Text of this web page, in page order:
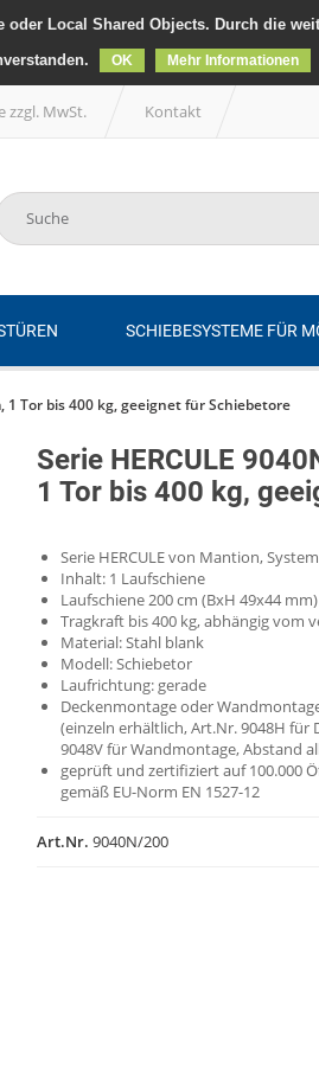
Local Shared Objects. Durch die
OK Mehr Informationen
zzgl. MwSt. Kontakt
SCHIEBESYSTEME FÜR
1 Tor bis 400 kg, geeignet für Schiebetore
Serie HERCULE
1 Tor bis 400 kg,
Serie HERCULE von Mantion,
Inhalt: 1 Laufschiene
Laufschiene 200 cm (BxH 49x44 mm)
Tragkraft bis 400 kg, abhängig vom
Material: Stahl blank
Modell: Schiebetor
Laufrichtung: gerade
Deckenmontage oder
(einzeln erhältlich, Art.Nr. 9048H für
9048V für Wandmontage, Abstand
geprüft und zertifiziert auf 100.000
gemäß EU-Norm EN 1527-12
Art.Nr. 9040N/200